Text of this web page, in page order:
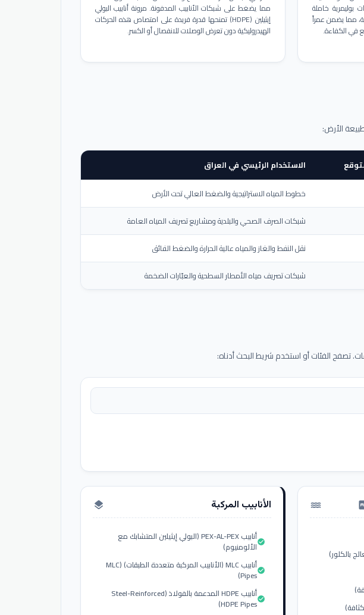
بوليمرية خاملة
مما يضمن عمراً
في الكفاءة.
مما يضغط على شبكات الأنابيب المدفونة. مرونة أنابيب البولي
إيثيلين (HDPE) تمنحها قدرة فريدة على امتصاص هذه الحركات
الهيدروليكية دون تعرض الوصلات للانفصال أو الكسر.
الأرض:
الاستخدام الرئيسي في العراق
خطوط المياه الاستراتيجية والضغط العالي تحت الأرض
شبكات الصرف الصحي والبلدية ومشاريع تصريف المياه العامة
نقل النفط والغاز والمياه عالية الحرارة والضغط الفائق
شبكات تصريف مياه الأمطار السطحية والعبّارات الضخمة
تصفح الفئات أو استخدم شريط البحث أدناه:
الأنابيب المركبة layers
أنابيب PEX-AL-PEX (البولي إيثيلين المتشابك مع
الألومنيوم)check_circle
أنابيب MLC (الأنابيب المركبة متعددة الطبقات) (MLC
Pipes)check_circle
أنابيب HDPE المدعمة بالفولاذ (Steel-Reinforced
HDPE Pipes)check_circle